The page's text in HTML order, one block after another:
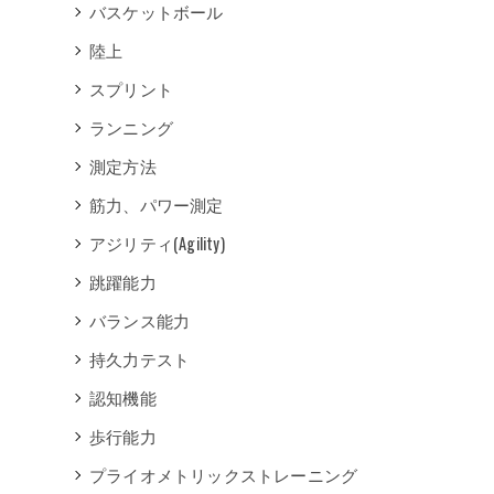
バスケットボール
陸上
スプリント
ランニング
測定方法
筋力、パワー測定
アジリティ(Agility)
跳躍能力
バランス能力
持久力テスト
認知機能
歩行能力
プライオメトリックストレーニング